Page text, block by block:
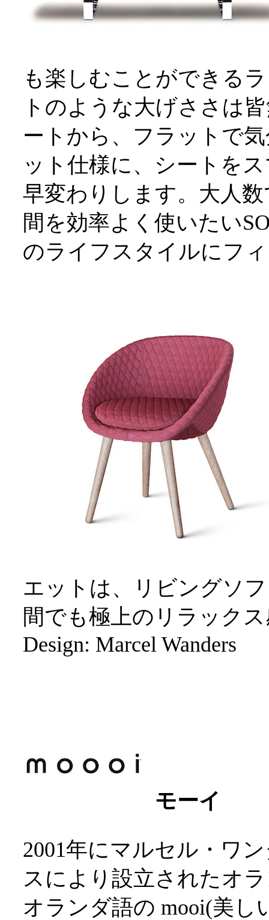
も楽しむことができる
トのような大げささは
ートから、フラットで
ット仕様に、シートを
早変わりします。大人
間を効率よく使いたい
のライフスタイルにフ
エットは、リビングソ
間でも極上のリラック
Design: Marcel Wanders
モーイ
2001年にマルセル・ワ
スにより設立されたオ
オランダ語の mooi(美し